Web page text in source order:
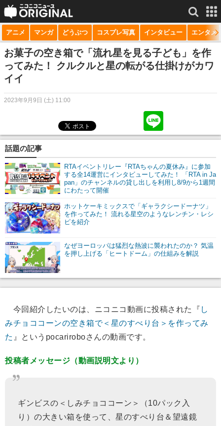
サービス一覧 もっと見る
niconico
動画
生放送
マンガ
ニコニコQ
アニメ マンガ どうぶつ コスプレ写真 インタビュー エンタメ
お菓子の空き箱で「流れ星を見る子ども」を作
ってみた！ クルクルと星の転がる仕掛けがカワ
イイ
2023年9月9日 (土) 11:00
話題の記事
RTAイベントリレー『RTAちゃんの夏休み』に参加
する全14運営にインタビューしてみた！ 「RTA in Ja
pan」のチャンネルの貸し出しを利用し8/9から1週間
にわたって開催
ホットケーキミックスで「ギャラクシードーナツ」
を作ってみた！ 流れる星空のようなレンチン・レシ
ピを紹介
なぜヨーロッパは猛烈な熱波に襲われたのか？ 気温
を押し上げる「ヒートドーム」の仕組みを解説
今回紹介したいのは、ニコニコ動画に投稿された『 し
みチョココーンの空き箱で＜星のすべり台＞を作ってみ
た 』というpocariroboさんの動画です。
投稿者メッセージ（動画説明文より）
ギンビスの＜しみチョココーン＞（10パック入
り）の大きい箱を使って、星のすべり台＆望遠鏡